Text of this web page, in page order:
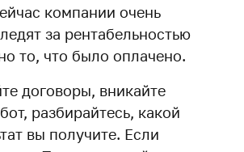
компании очень
за рентабельностью
то, что было оплачено.
договоры, вникайте
разбирайтесь, какой
вы получите. Если